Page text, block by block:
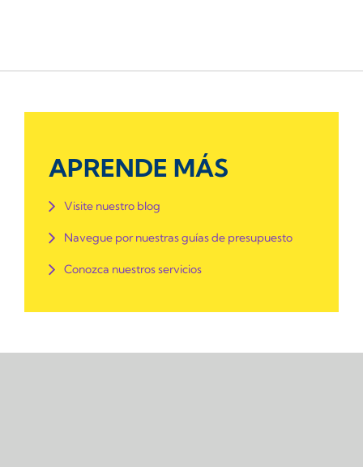
APRENDE MÁS
Visite nuestro blog
Navegue por nuestras guías de presupuesto
Conozca nuestros servicios